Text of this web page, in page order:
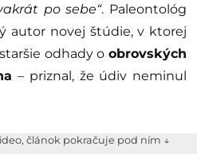
po sebe“. Paleontológ
autor novej štúdie, v ktorej
odhady o obrovských
– priznal, že údiv neminul
článok pokračuje pod ním ↓